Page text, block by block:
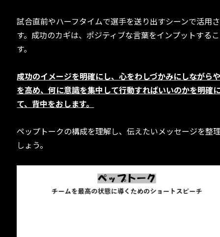
試合直前やハーフタイムで選手を送り出すシーンで活用
す。成功のカギは、ポジティブな言葉をインプットする
す。
成功のイメージを明確にし、心をわしづかみにしながら
を高め、何に意識を集中して行動すればいいのかを明確
て、背中をおします。
ペップトークの構成を理解し、伝えたいメッセージを整
しょう。